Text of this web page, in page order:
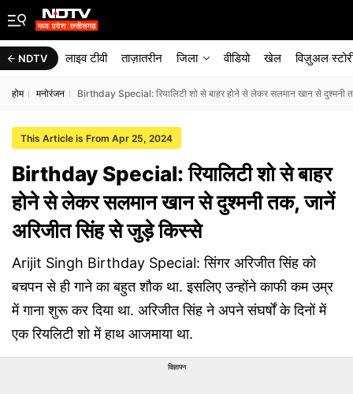
NDTV लाइव टीवी ताज़ातरीन जिला वीडियो खेल विज़ुअल
होम मनोरंजन Birthday Special: रियालिटी शो से बाहर होने से लेकर सलमान खान से दुश्मनी
This Article is From Apr 25, 2024
Birthday Special: रियालिटी शो से बाहर
होने से लेकर सलमान खान से दुश्मनी तक, जानें
अरिजीत सिंह से जुड़े किस्से
Arijit Singh Birthday Special: सिंगर अरिजीत सिंह को
बचपन से ही गाने का बहुत शौक था. इसलिए उन्होंने काफी कम उम्र
में गाना शुरू कर दिया था. अरिजीत सिंह ने अपने संघर्षों के दिनों में
एक रियलिटी शो में हाथ आजमाया था.
विज्ञापन